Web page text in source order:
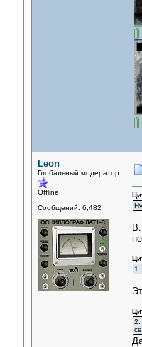
Leon
Глобальный модератор
Offline
Сообщений: 6,482
2.